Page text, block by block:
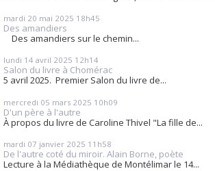
mardi 20 mai 2025 18h45
Des amandiers
Des amandiers sur le chemin...
lundi 14 avril 2025 12h14
Salon du livre à Chomérac
5 avril 2025. Premier Salon du livre de...
mercredi 05 mars 2025 10h09
D'un père à l'autre
À propos du livre de Caroline Thivel "La fille de...
mardi 07 janvier 2025 11h58
De l'autre coté du miroir. Alain Borne, poète
Lecture à la Médiathèque de Montélimar le 14...